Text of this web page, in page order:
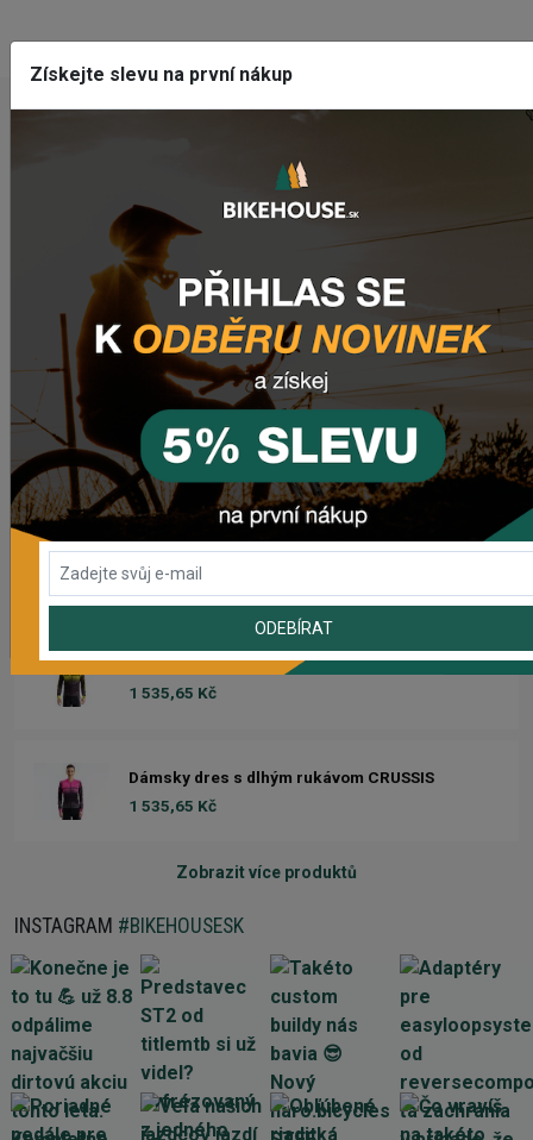
Predné svetlo CRUSSIS CRS 1200
1 841,55 Kč
Zadné svetlo CRUSSIS CRS 20
503,69 Kč
Dres CRUSSIS
1 633,93 Kč
Dámsky dres CRUSSIS
1 633,93 Kč
Dres s dlhým rukávom CRUSSIS
1 535,65 Kč
Dámsky dres s dlhým rukávom CRUSSIS
1 535,65 Kč
Zobrazit více produktů
INSTAGRAM #BIKEHOUSESK
Získejte slevu na první nákup
ODEBÍRAT